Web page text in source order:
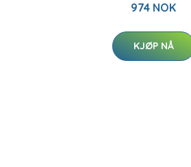
974 NOK
KJØP NÅ